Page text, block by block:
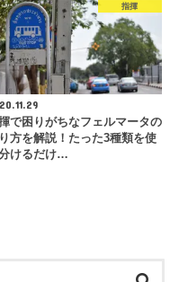
指揮
で困りがちなフェルマータの
方を解説！たった3種類を使
けるだけ…